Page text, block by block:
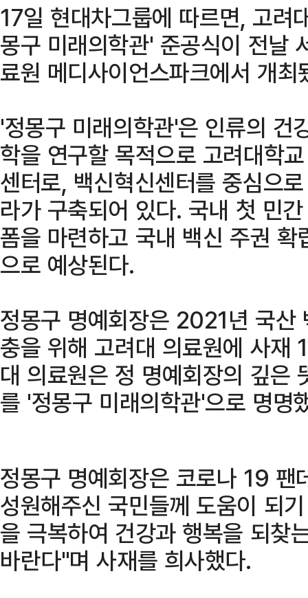
17일 현대차그룹에 따르면, 고려
몽구 미래의학관' 준공식이 전날
료원 메디사이언스파크에서 개최
'정몽구 미래의학관'은 인류의 건
학을 연구할 목적으로 고려대학
센터로, 백신혁신센터를 중심으
라가 구축되어 있다. 국내 첫 민
폼을 마련하고 국내 백신 주권
으로 예상된다.
정몽구 명예회장은 2021년 국산
충을 위해 고려대 의료원에 사재
대 의료원은 정 명예회장의 깊은
를 '정몽구 미래의학관'으로 명명
정몽구 명예회장은 코로나 19 팬
성원해주신 국민들께 도움이 되
을 극복하여 건강과 행복을 되찾
바란다"며 사재를 희사했다.